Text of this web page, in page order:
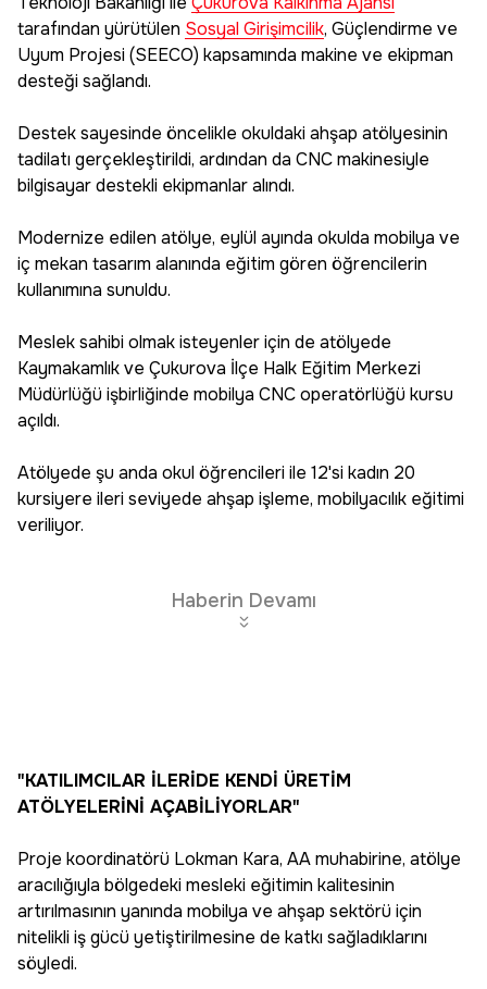
tarafından yürütülen Sosyal Girişimcilik, Güçlendirme ve
Uyum Projesi (SEECO) kapsamında makine ve ekipman
desteği sağlandı.
Destek sayesinde öncelikle okuldaki ahşap atölyesinin
tadilatı gerçekleştirildi, ardından da CNC makinesiyle
bilgisayar destekli ekipmanlar alındı.
Modernize edilen atölye, eylül ayında okulda mobilya ve
iç mekan tasarım alanında eğitim gören öğrencilerin
kullanımına sunuldu.
Meslek sahibi olmak isteyenler için de atölyede
Kaymakamlık ve Çukurova İlçe Halk Eğitim Merkezi
Müdürlüğü işbirliğinde mobilya CNC operatörlüğü kursu
açıldı.
Atölyede şu anda okul öğrencileri ile 12'si kadın 20
kursiyere ileri seviyede ahşap işleme, mobilyacılık eğitimi
veriliyor.
Haberin Devamı
"KATILIMCILAR İLERİDE KENDİ ÜRETİM
ATÖLYELERİNİ AÇABİLİYORLAR"
Proje koordinatörü Lokman Kara, AA muhabirine, atölye
aracılığıyla bölgedeki mesleki eğitimin kalitesinin
artırılmasının yanında mobilya ve ahşap sektörü için
nitelikli iş gücü yetiştirilmesine de katkı sağladıklarını
söyledi.